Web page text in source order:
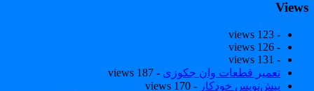
- 123 views
- 126 views
- 131 views
تعمیر قطعات وان جکوزی - 187 views
پیش‌نویس خودکار- 170 views